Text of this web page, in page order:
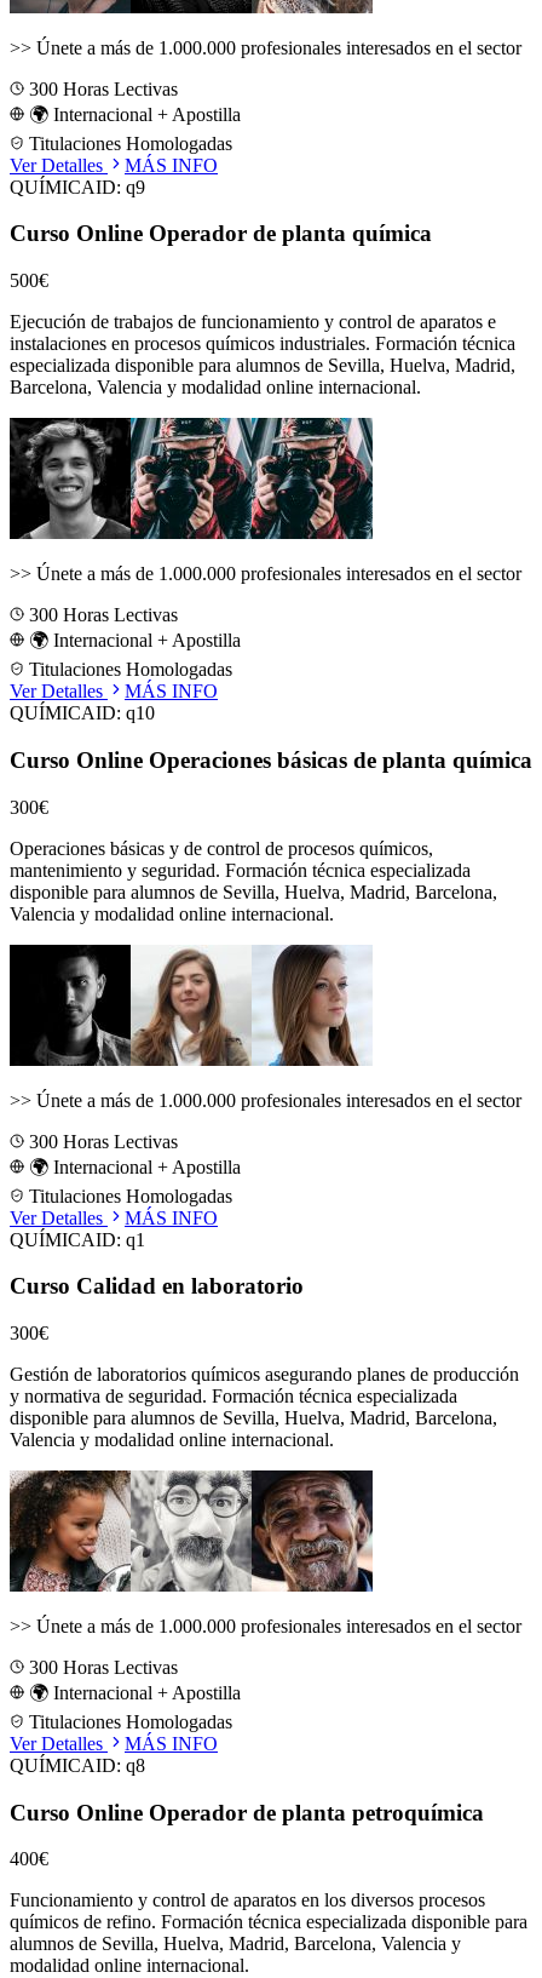
>> Únete a más de 1.000.000 profesionales interesados en el sector
300 Horas Lectivas
🌍 Internacional + Apostilla
Titulaciones Homologadas
Ver Detalles
MÁS INFO
QUÍMICAID: q9
Curso Online Operador de planta química
500€
Ejecución de trabajos de funcionamiento y control de aparatos e
instalaciones en procesos químicos industriales. Formación técnica
especializada disponible para alumnos de Sevilla, Huelva, Madrid,
Barcelona, Valencia y modalidad online internacional.
>> Únete a más de 1.000.000 profesionales interesados en el sector
300 Horas Lectivas
🌍 Internacional + Apostilla
Titulaciones Homologadas
Ver Detalles
MÁS INFO
QUÍMICAID: q10
Curso Online Operaciones básicas de planta química
300€
Operaciones básicas y de control de procesos químicos,
mantenimiento y seguridad. Formación técnica especializada
disponible para alumnos de Sevilla, Huelva, Madrid, Barcelona,
Valencia y modalidad online internacional.
>> Únete a más de 1.000.000 profesionales interesados en el sector
300 Horas Lectivas
🌍 Internacional + Apostilla
Titulaciones Homologadas
Ver Detalles
MÁS INFO
QUÍMICAID: q1
Curso Calidad en laboratorio
300€
Gestión de laboratorios químicos asegurando planes de producción
y normativa de seguridad. Formación técnica especializada
disponible para alumnos de Sevilla, Huelva, Madrid, Barcelona,
Valencia y modalidad online internacional.
>> Únete a más de 1.000.000 profesionales interesados en el sector
300 Horas Lectivas
🌍 Internacional + Apostilla
Titulaciones Homologadas
Ver Detalles
MÁS INFO
QUÍMICAID: q8
Curso Online Operador de planta petroquímica
400€
Funcionamiento y control de aparatos en los diversos procesos
químicos de refino. Formación técnica especializada disponible para
alumnos de Sevilla, Huelva, Madrid, Barcelona, Valencia y
modalidad online internacional.